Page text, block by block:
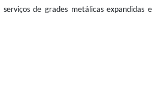
de grades metálicas expandidas e